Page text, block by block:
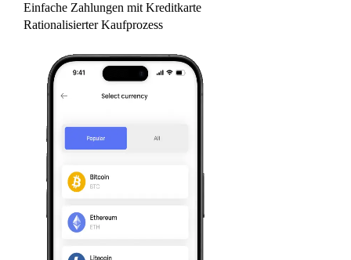
Einfache Zahlungen mit Kreditkarte
Rationalisierter Kaufprozess